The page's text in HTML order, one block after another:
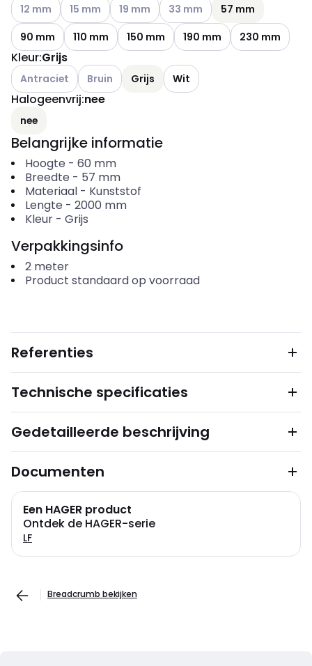
12 mm 15 mm 19 mm 33 mm
57 mm
90 mm
110 mm 150 mm 190 mm 230 mm
Kleur:Grijs
Andere varianten (Huidige combinatie niet mogelijk)
Antraciet Andere varianten (Huidige combinatie niet
Bruin Grijs Wit
Halogeenvrij:nee
nee
Belangrijke informatie
Hoogte - 60 mm
Breedte - 57 mm
Materiaal- Kunststof
Lengte - 2000 mm
Kleur- Grijs
Verpakkingsinfo
2 meter
Product standaard op voorraad
Referenties
Technische specificaties
Gedetailleerde beschrijving
Documenten
Een HAGER product
Ontdek de HAGER-serie
LF
Breadcrumb bekijken